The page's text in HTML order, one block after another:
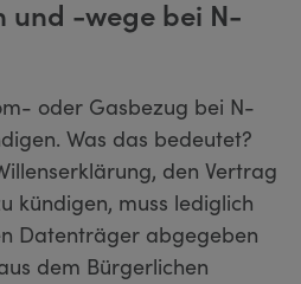
und -wege bei N-
oder Gasbezug bei N-
Was das bedeutet?
den Vertrag
kündigen, muss lediglich
Datenträger abgegeben
dem Bürgerlichen